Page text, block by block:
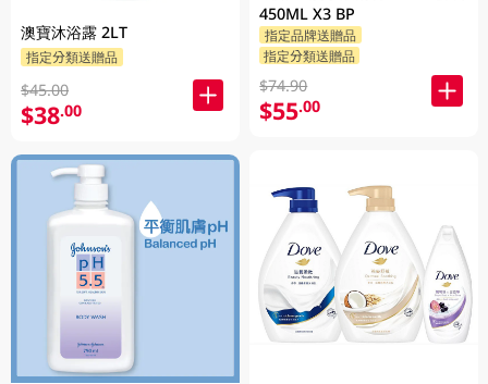
澳寶沐浴露 2LT
指定分類送贈品
$45.00
$38.00
450ML X3 BP
指定品牌送贈品
指定分類送贈品
$74.90
$55.00